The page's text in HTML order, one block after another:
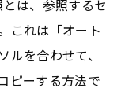
は、参照するセ
これは「オート
を合わせて、
ピーする方法で